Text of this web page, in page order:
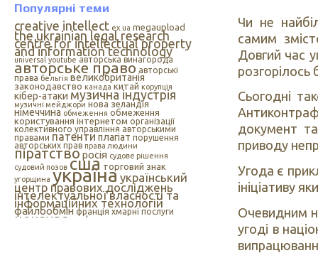
Популярні теми
creative intellect ex.ua megaupload
the ukrainian legal research
centre for intellectual property
and information technology
universal youtube авторська винагорода
авторське право авторські
права бельгія великобританія
законодавство канада китай корупція
кібер-атаки музична індустрія
музичні мейджори нова зеландія
німеччина обмеження обмеження
користування інтернетом організації
колективного управління авторськими
правами патентиплагіат порушення
авторських прав права людини
піратстворосія судове рішення
судовий позов сша торговий знак
угорщина українаукраїнський
центр правових досліджень
інтелектуальної власності та
інформаційних технологій
файлообмін франція хмарні послуги
цензура цифрова музика
Чи не
самим
Довгий час
розгорілось
Сьогодні
документ
приводу
Угода є
ініціативу
Очевидним
угоді в